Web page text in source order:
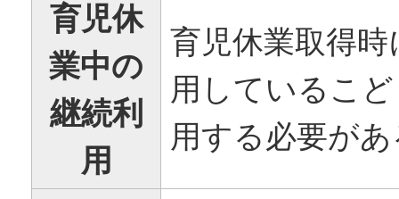
育児休
業中の
継続利
用
育児休業取得
用しているこ
用する必要が